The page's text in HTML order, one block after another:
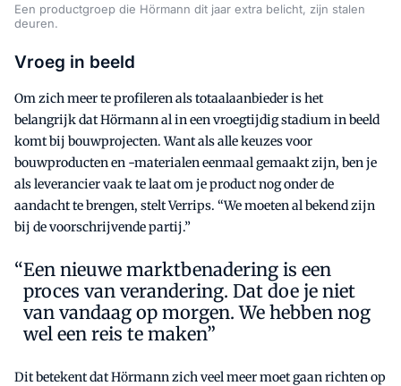
Een productgroep die Hörmann dit jaar extra belicht, zijn stalen
deuren.
Vroeg in beeld
Om zich meer te profileren als totaalaanbieder is het
belangrijk dat Hörmann al in een vroegtijdig stadium in beeld
komt bij bouwprojecten. Want als alle keuzes voor
bouwproducten en -materialen eenmaal gemaakt zijn, ben je
als leverancier vaak te laat om je product nog onder de
aandacht te brengen, stelt Verrips. “We moeten al bekend zijn
bij de voorschrijvende partij.”
Een nieuwe marktbenadering is een
proces van verandering. Dat doe je niet
van vandaag op morgen. We hebben nog
wel een reis te maken”
Dit betekent dat Hörmann zich veel meer moet gaan richten op